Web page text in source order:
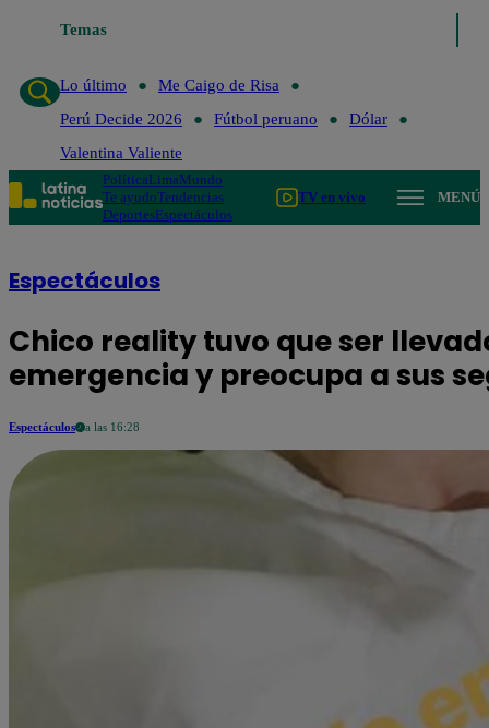
Temas
Lo último
Lo último
Me Caigo de Risa
Perú Decide 2026
Fútbol peruano
Dólar
Valentina Valiente
PolíticaLimaMundo
Te ayudoTendencias
DeportesEspectáculos
TV en vivo MENÚ
Espectáculos
Chico reality tuvo que ser
emergencia y preocupa a sus
Espectáculos a las 16:28